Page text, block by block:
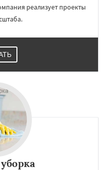
реализует проекты